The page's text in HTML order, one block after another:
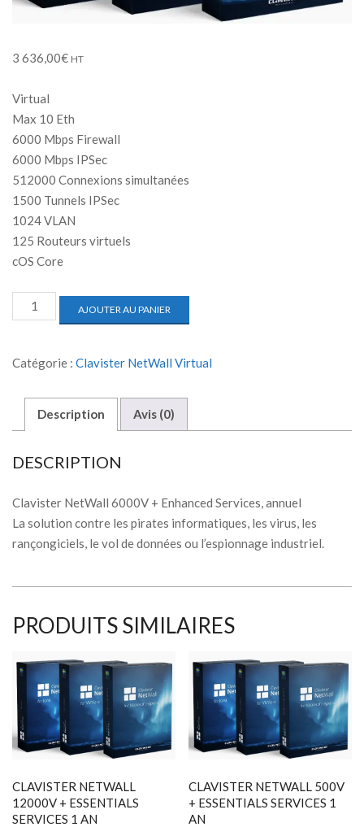
3 636,00€ HT
Virtual
Max 10 Eth
6000 Mbps Firewall
6000 Mbps IPSec
512000 Connexions simultanées
1500 Tunnels IPSec
1024 VLAN
125 Routeurs virtuels
cOS Core
AJOUTER AU PANIER
Catégorie : Clavister NetWall Virtual
Description Avis (0)
DESCRIPTION
Clavister NetWall 6000V + Enhanced Services, annuel
La solution contre les pirates informatiques, les virus, les
rançongiciels, le vol de données ou l’espionnage industriel.
PRODUITS SIMILAIRES
CLAVISTER NETWALL
12000V + ESSENTIALS
SERVICES 1 AN
CLAVISTER NETWALL 500V
+ ESSENTIALS SERVICES 1
AN